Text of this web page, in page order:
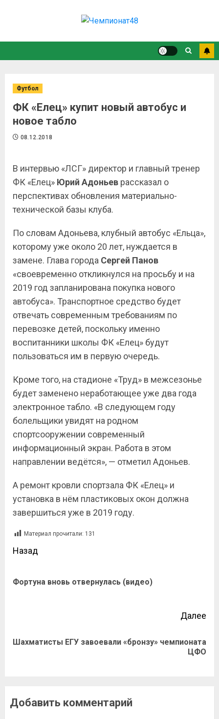
Футбол
ФК «Елец» купит новый автобус и
новое табло
08.12.2018
В интервью «ЛСГ» директор и главный тренер
ФК «Елец» Юрий Адоньев рассказал о
перспективах обновления материально-
технической базы клуба.
По словам Адоньева, клубный автобус «Ельца»,
которому уже около 20 лет, нуждается в
замене. Глава города Сергей Панов
«своевременно откликнулся на просьбу и на
2019 год запланирована покупка нового
автобуса». Транспортное средство будет
отвечать современным требованиям по
перевозке детей, поскольку именно
воспитанники школы ФК «Елец» будут
пользоваться им в первую очередь.
Кроме того, на стадионе «Труд» в межсезонье
будет заменено неработающее уже два года
электронное табло. «В следующем году
болельщики увидят на родном
спортсооружении современный
информационный экран. Работа в этом
направлении ведётся», — отметил Адоньев.
А ремонт кровли спортзала ФК «Елец» и
установка в нём пластиковых окон должна
завершиться уже в 2019 году.
Материал прочитали: 131
Назад
Фортуна вновь отвернулась (видео)
Далее
Шахматисты ЕГУ завоевали «бронзу» чемпионата
ЦФО
Добавить комментарий